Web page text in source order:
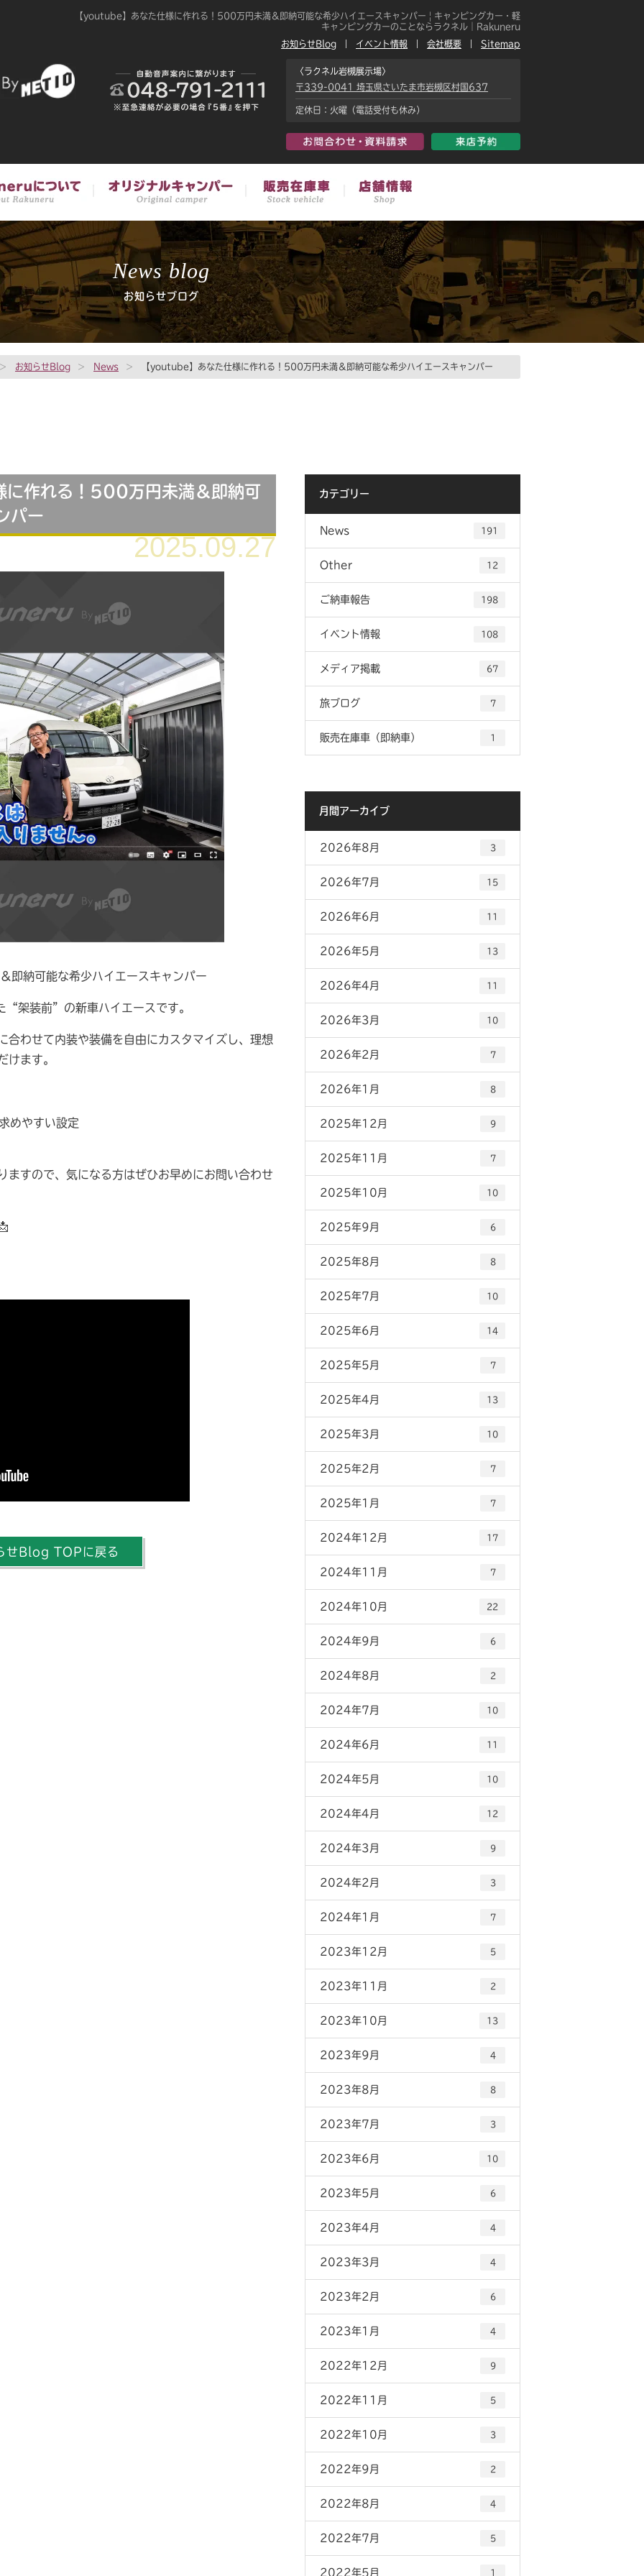
【youtube】あなた仕様に作れる！500万円未満＆即納可能な希少ハイエースキャンパー | キャンピングカー・軽
キャンピングカーのことならラクネル｜Rakuneru
Sitemap
会社概要
イベント情報
お知らせBlog
〈ラクネル岩槻展示場〉
〒339-0041 埼玉県さいたま市岩槻区村国637
定休日：火曜（電話受付も休み）
News blog
お知らせブログ
> お知らせBlog > News > 【youtube】あなた仕様に作れる！500万円未満＆即納可能な希少ハイエースキャンパー
作れる！500万円未満＆即納可
パー
2025.09.27
納可能な希少ハイエースキャンパー
“架装前”の新車ハイエースです。
合わせて内装や装備を自由にカスタマイズし、理想
けます。
めやすい設定
ますので、気になる方はぜひお早めにお問い合わせ
せBlog TOPに戻る
カテゴリー
News 191
Other 12
ご納車報告 198
イベント情報 108
メディア掲載 67
旅ブログ 7
販売在庫車（即納車） 1
月間アーカイブ
2026年8月 3
2026年7月 15
2026年6月 11
2026年5月 13
2026年4月 11
2026年3月 10
2026年2月 7
2026年1月 8
2025年12月 9
2025年11月 7
2025年10月 10
2025年9月 6
2025年8月 8
2025年7月 10
2025年6月 14
2025年5月 7
2025年4月 13
2025年3月 10
2025年2月 7
2025年1月 7
2024年12月 17
2024年11月 7
2024年10月 22
2024年9月 6
2024年8月 2
2024年7月 10
2024年6月 11
2024年5月 10
2024年4月 12
2024年3月 9
2024年2月 3
2024年1月 7
2023年12月 5
2023年11月 2
2023年10月 13
2023年9月 4
2023年8月 8
2023年7月 3
2023年6月 10
2023年5月 6
2023年4月 4
2023年3月 4
2023年2月 6
2023年1月 4
2022年12月 9
2022年11月 5
2022年10月 3
2022年9月 2
2022年8月 4
2022年7月 5
2022年5月 1